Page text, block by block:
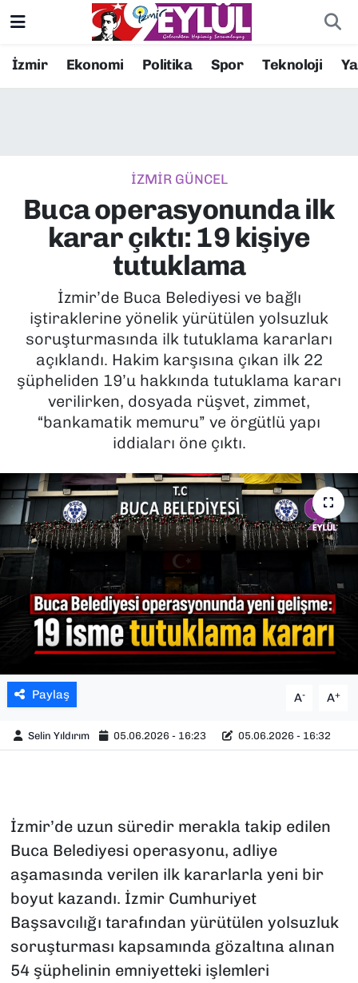
İzmir Ekonomi Politika Spor Teknoloji
İZMİR GÜNCEL
Buca operasyonunda ilk
karar çıktı: 19 kişiye
tutuklama
İzmir’de Buca Belediyesi ve bağlı
iştiraklerine yönelik yürütülen yolsuzluk
soruşturmasında ilk tutuklama kararları
açıklandı. Hakim karşısına çıkan ilk 22
şüpheliden 19’u hakkında tutuklama kararı
verilirken, dosyada rüşvet, zimmet,
“bankamatik memuru” ve örgütlü yapı
iddiaları öne çıktı.
Paylaş A- A+
Selin Yıldırım 05.06.2026 - 16:23 05.06.2026 - 16:32
İzmir’de uzun süredir merakla takip edilen
Buca Belediyesi operasyonu, adliye
aşamasında verilen ilk kararlarla yeni bir
boyut kazandı. İzmir Cumhuriyet
Başsavcılığı tarafından yürütülen yolsuzluk
soruşturması kapsamında gözaltına alınan
54 şüphelinin emniyetteki işlemleri
Resmi İlanlar
EKONOMİ
KÜLTÜR SANAT
MAGAZİN
POLİTİKA
SAĞLIK
SPOR
YAŞAM
YEREL YÖNETİMLER
Konak Nöbetçi Eczaneler
Süper Lig Puan Durumu ve Fikstür
Tüm Manşetler
Son Dakika Haberleri
Haber Arşivi